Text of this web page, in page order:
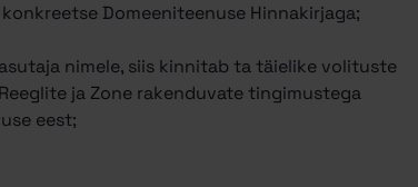
Domeeniteenuse Hinnakirjaga;
nimele, siis kinnitab ta täielike volituste
ja Zone rakenduvate tingimustega
eest;